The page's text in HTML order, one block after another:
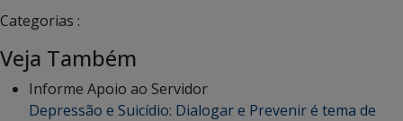
Categorias :
Veja Também
Informe Apoio ao Servidor
Depressão e Suicídio: Dialogar e Prevenir é tema de